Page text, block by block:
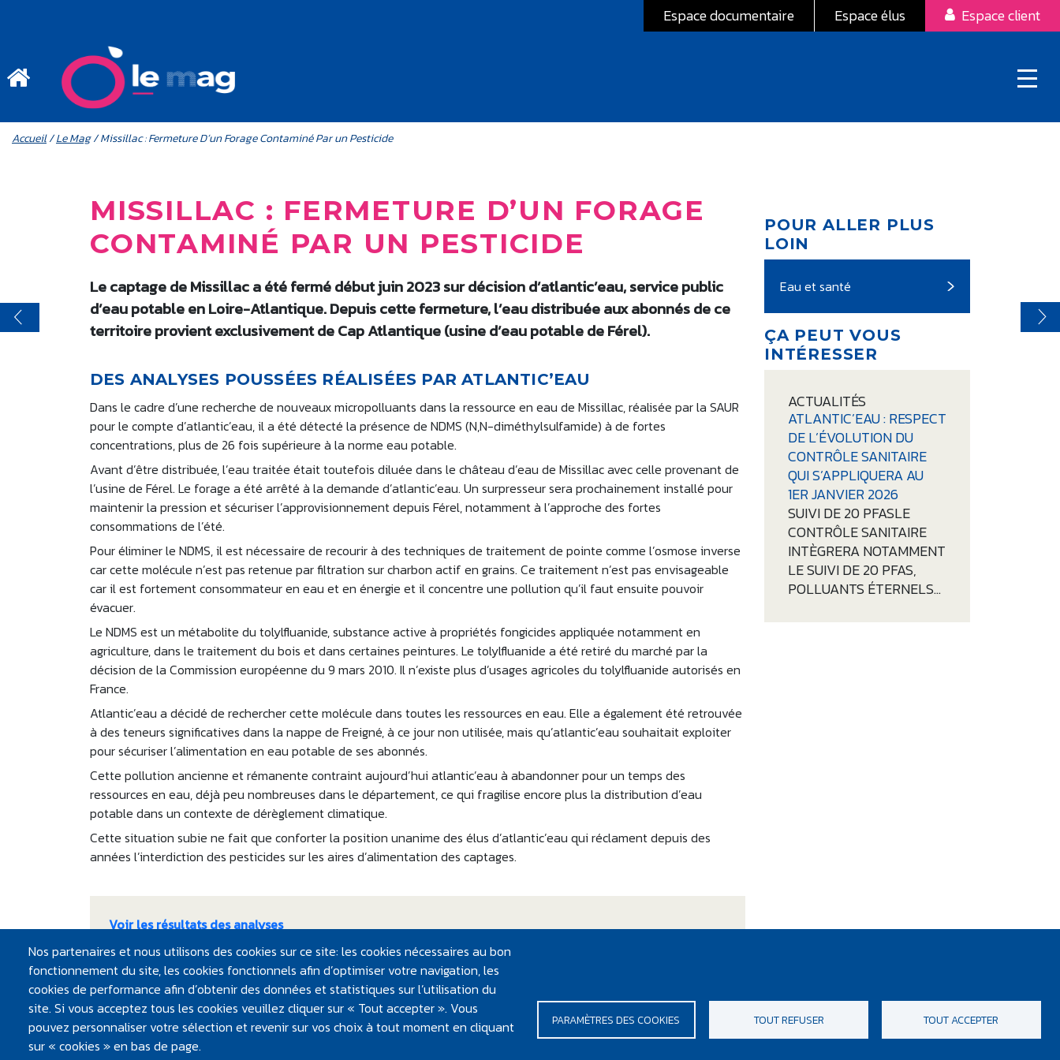
Espace documentaire Espace élus Espace client
MENU MOBILE
FIL D'ARIANE
Accueil/Le Mag/ Missillac : Fermeture D’un Forage Contaminé Par un Pesticide
MISSILLAC : FERMETURE D’UN FORAGE
CONTAMINÉ PAR UN PESTICIDE
Le captage de Missillac a été fermé début juin 2023 sur décision d’atlantic’eau, service public
d’eau potable en Loire-Atlantique. Depuis cette fermeture, l’eau distribuée aux abonnés de ce
territoire provient exclusivement de Cap Atlantique (usine d’eau potable de Férel).
DES ANALYSES POUSSÉES RÉALISÉES PAR ATLANTIC’EAU
Dans le cadre d’une recherche de nouveaux micropolluants dans la ressource en eau de Missillac, réalisée par la SAUR
pour le compte d’atlantic’eau, il a été détecté la présence de NDMS (N,N-diméthylsulfamide) à de fortes
concentrations, plus de 26 fois supérieure à la norme eau potable.
Avant d’être distribuée, l’eau traitée était toutefois diluée dans le château d’eau de Missillac avec celle provenant de
l’usine de Férel. Le forage a été arrêté à la demande d’atlantic’eau. Un surpresseur sera prochainement installé pour
maintenir la pression et sécuriser l’approvisionnement depuis Férel, notamment à l’approche des fortes
consommations de l’été.
Pour éliminer le NDMS, il est nécessaire de recourir à des techniques de traitement de pointe comme l’osmose inverse
car cette molécule n’est pas retenue par filtration sur charbon actif en grains. Ce traitement n’est pas envisageable
car il est fortement consommateur en eau et en énergie et il concentre une pollution qu’il faut ensuite pouvoir
évacuer.
Le NDMS est un métabolite du tolylfluanide, substance active à propriétés fongicides appliquée notamment en
agriculture, dans le traitement du bois et dans certaines peintures. Le tolylfluanide a été retiré du marché par la
décision de la Commission européenne du 9 mars 2010. Il n’existe plus d’usages agricoles du tolylfluanide autorisés en
France.
Atlantic’eau a décidé de rechercher cette molécule dans toutes les ressources en eau. Elle a également été retrouvée
à des teneurs significatives dans la nappe de Freigné, à ce jour non utilisée, mais qu’atlantic’eau souhaitait exploiter
pour sécuriser l’alimentation en eau potable de ses abonnés.
Cette pollution ancienne et rémanente contraint aujourd’hui atlantic’eau à abandonner pour un temps des
ressources en eau, déjà peu nombreuses dans le département, ce qui fragilise encore plus la distribution d’eau
potable dans un contexte de dérèglement climatique.
Cette situation subie ne fait que conforter la position unanime des élus d’atlantic’eau qui réclament depuis des
années l’interdiction des pesticides sur les aires d’alimentation des captages.
Voir les résultats des analyses
Mise à jour : février 2025
POUR ALLER PLUS
LOIN
Eau et santé
ÇA PEUT VOUS
INTÉRESSER
ACTUALITÉS
ATLANTIC’EAU : RESPECT
DE L’ÉVOLUTION DU
CONTRÔLE SANITAIRE
QUI S’APPLIQUERA AU
1ER JANVIER 2026
SUIVI DE 20 PFASLE
CONTRÔLE SANITAIRE
INTÈGRERA NOTAMMENT
LE SUIVI DE 20 PFAS,
POLLUANTS ÉTERNELS…
Nos partenaires et nous utilisons des cookies sur ce site: les cookies nécessaires au bon
fonctionnement du site, les cookies fonctionnels afin d’optimiser votre navigation, les
cookies de performance afin d’obtenir des données et statistiques sur l’utilisation du
site. Si vous acceptez tous les cookies veuillez cliquer sur « Tout accepter ». Vous
pouvez personnaliser votre sélection et revenir sur vos choix à tout moment en cliquant
sur « cookies » en bas de page.
PARAMÈTRES DES COOKIES TOUT REFUSER TOUT ACCEPTER